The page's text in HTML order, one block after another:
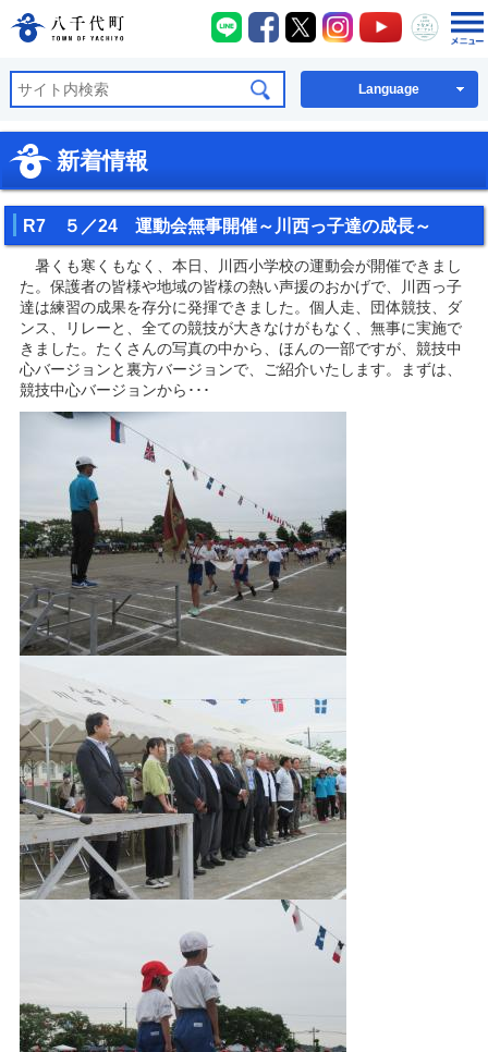
八千代町公式ホームページ
八千代町LINE
八千代町Facebook
八千代町X八千代町Instagram
八千代町
八千
Language
新着情報
R7 ５／24 運動会無事開催～川西っ子達の成長～
暑くも寒くもなく、本日、川西小学校の運動会が開催できまし
た。保護者の皆様や地域の皆様の熱い声援のおかげで、川西っ子
達は練習の成果を存分に発揮できました。個人走、団体競技、ダ
ンス、リレーと、全ての競技が大きなけがもなく、無事に実施で
きました。たくさんの写真の中から、ほんの一部ですが、競技中
心バージョンと裏方バージョンで、ご紹介いたします。まずは、
競技中心バージョンから･･･